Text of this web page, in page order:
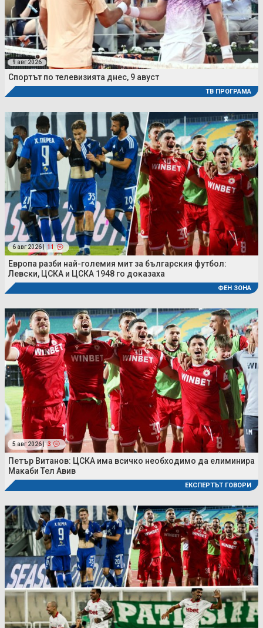
9 авг 2026
Спортът по телевизията днес, 9 авуст
ТВ ПРОГРАМА
6 авг 2026 | 11
Европа разби най-големия мит за българския футбол:
Левски, ЦСКА и ЦСКА 1948 го доказаха
ФЕН ЗОНА
5 авг 2026 | 3
Петър Витанов: ЦСКА има всичко необходимо да елиминира
Макаби Тел Авив
ЕКСПЕРТЪТ ГОВОРИ